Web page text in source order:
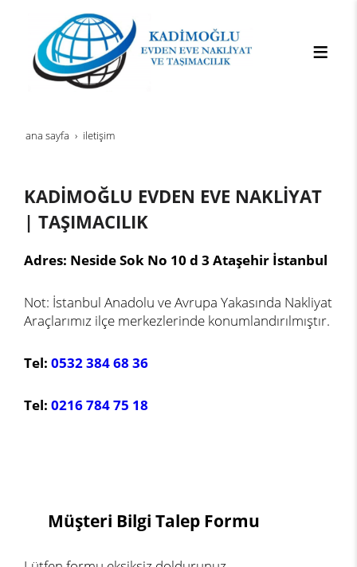
ana sayfa i̇leti̇şi̇m
KADİMOĞLU EVDEN EVE NAKLİYAT
| TAŞIMACILIK
Adres: Neside Sok No 10 d 3 Ataşehir İstanbul
Not: İstanbul Anadolu ve Avrupa Yakasında Nakliyat
Araçlarımız ilçe merkezlerinde konumlandırılmıştır.
Tel: 0532 384 68 36
Tel: 0216 784 75 18
Müşteri Bilgi Talep Formu